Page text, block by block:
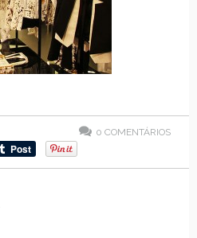
0 COMENTÁRIOS